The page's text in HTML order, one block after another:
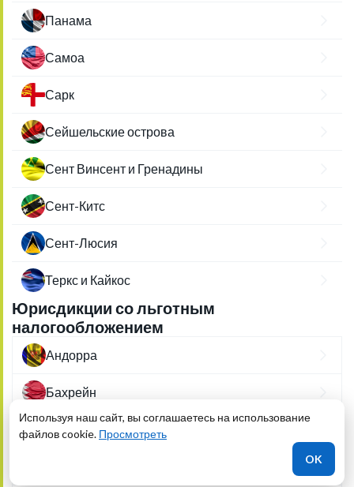
Панама
Самоа
Сарк
Сейшельские острова
Сент Винсент и Гренадины
Сент-Китс
Сент-Люсия
Теркс и Кайкос
Юрисдикции со льготным
налогообложением
Андорра
Бахрейн
Бермуды
Используя наш сайт, вы соглашаетесь на использование
файлов cookie. Просмотреть
OK